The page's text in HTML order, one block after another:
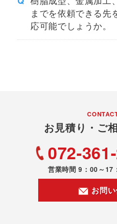
までを依頼できる先
応可能でしょうか。
お見積り・ご
072-
営業時間 9：00～17
お問